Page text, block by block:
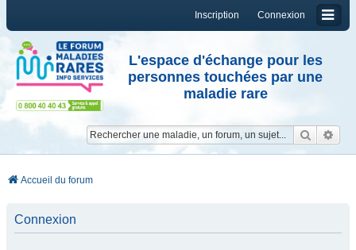
Connexion
Inscription
L'espace d'échange pour les
personnes touchées par une
maladie rare
Accueil du forum
Connexion